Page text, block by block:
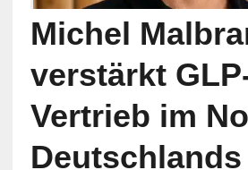
Michel
verstärkt
Vertrieb im
Deutschlands